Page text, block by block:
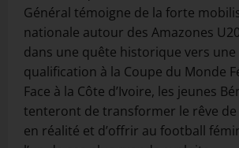
Général témoigne de la forte
nationale autour des Amazones
dans une quête historique vers
qualification à la Coupe du Monde
Face à la Côte d’Ivoire, les jeunes
tenteront de transformer le rêve
en réalité et d’offrir au football